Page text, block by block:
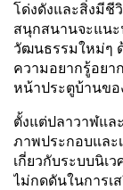
โด่งดังและสิ่งมีชี
สนุกสนานจะแน
วัฒนธรรมใหม่ๆ
ความอยากรู้อยา
หน้าประตูบ้านขอ
ตั้งแต่ปลาวาฬแล
ภาพประกอบและ
เกี่ยวกับระบบนิเ
ไม่กดดันในการเ